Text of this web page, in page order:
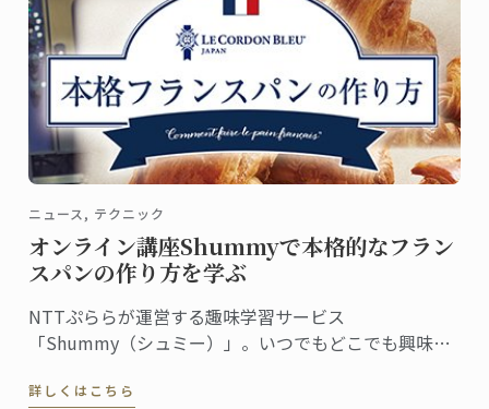
ニュース, テクニック
オンライン講座Shummyで本格的なフラン
スパンの作り方を学ぶ
NTTぷららが運営する趣味学習サービス
「Shummy（シュミー）」。いつでもどこでも興味の
ドン･ブルーはこのShummyとコラボレーション。第一
詳しくはこちら